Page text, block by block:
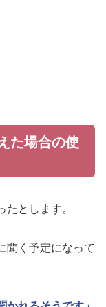
た場合の使
とします。
聞く予定になって